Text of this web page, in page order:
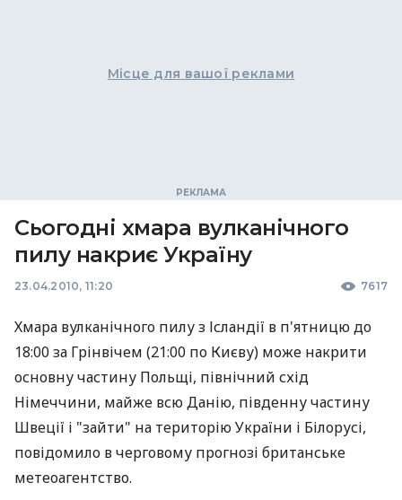
Місце для вашої реклами
Сьогодні хмара вулканічного
пилу накриє Україну
23.04.2010, 11:20 7617
Хмара вулканічного пилу з Ісландії в п'ятницю до
18:00 за Грінвічем (21:00 по Києву) може накрити
основну частину Польщі, північний схід
Німеччини, майже всю Данію, південну частину
Швеції і "зайти" на територію України і Білорусі,
повідомило в черговому прогнозі британське
метеоагентство.